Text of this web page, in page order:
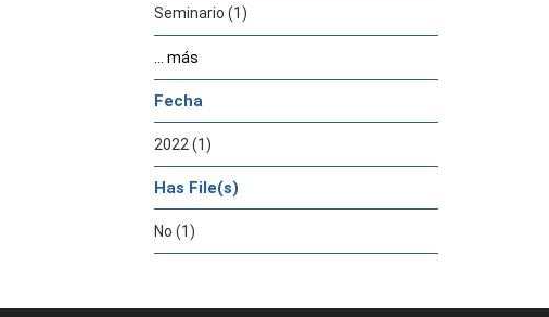
Seminario (1)
... más
Fecha
2022 (1)
Has File(s)
No (1)